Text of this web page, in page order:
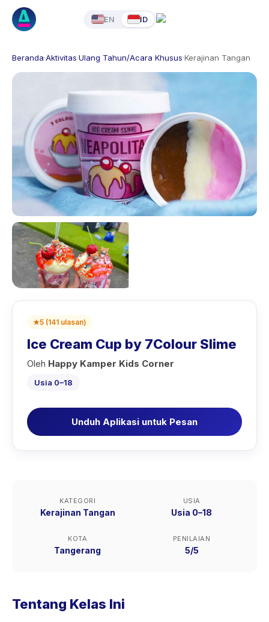
EN ID
Beranda·Aktivitas·Ulang Tahun/Acara Khusus·Kerajinan Tangan
★5 (141 ulasan)
Ice Cream Cup by 7Colour Slime
Oleh Happy Kamper Kids Corner
Usia 0–18
Unduh Aplikasi untuk Pesan
KATEGORI
Kerajinan Tangan
USIA
Usia 0–18
KOTA
Tangerang
PENILAIAN
5/5
Tentang Kelas Ini